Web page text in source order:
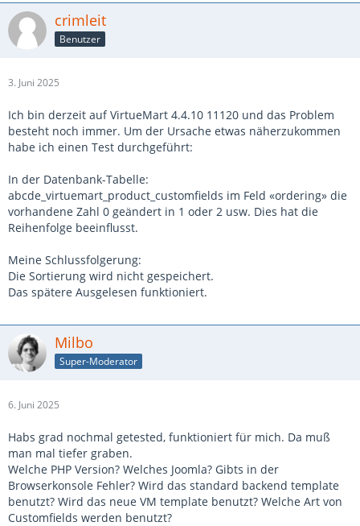
crimleit
Benutzer
3. Juni 2025
Ich bin derzeit auf VirtueMart 4.4.10 11120 und das Problem
besteht noch immer. Um der Ursache etwas näherzukommen
habe ich einen Test durchgeführt:
In der Datenbank-Tabelle:
abcde_virtuemart_product_customfields im Feld «ordering» die
vorhandene Zahl 0 geändert in 1 oder 2 usw. Dies hat die
Reihenfolge beeinflusst.
Meine Schlussfolgerung:
Die Sortierung wird nicht gespeichert.
Das spätere Ausgelesen funktioniert.
Milbo
Super-Moderator
6. Juni 2025
Habs grad nochmal getested, funktioniert für mich. Da muß
man mal tiefer graben.
Welche PHP Version? Welches Joomla? Gibts in der
Browserkonsole Fehler? Wird das standard backend template
benutzt? Wird das neue VM template benutzt? Welche Art von
Customfields werden benutzt?